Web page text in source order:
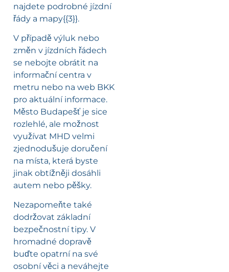
najdete podrobné jízdní
řády a mapy{{3}}.
V případě výluk nebo
změn v jízdních řádech
se nebojte obrátit na
informační centra v
metru nebo na web BKK
pro aktuální informace.
Město Budapešť je sice
rozlehlé, ale možnost
využívat MHD velmi
zjednodušuje doručení
na místa, která byste
jinak obtížněji dosáhli
autem nebo pěšky.
Nezapomeňte také
dodržovat základní
bezpečnostní tipy. V
hromadné dopravě
buďte opatrní na své
osobní věci a neváhejte